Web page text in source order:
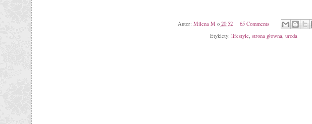
Autor: Milena M o 20:52
65 Comments
Etykiety: lifestyle, strona głowna, uroda